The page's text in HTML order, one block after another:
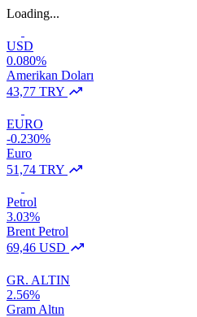
Loading...
USD
0.080%
Amerikan Doları
43,77 TRY
EURO
-0.230%
Euro
51,74 TRY
Petrol
3.03%
Brent Petrol
69,46 USD
GR. ALTIN
2.56%
Gram Altın